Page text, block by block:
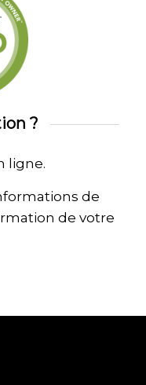
?
ligne.
de
de votre